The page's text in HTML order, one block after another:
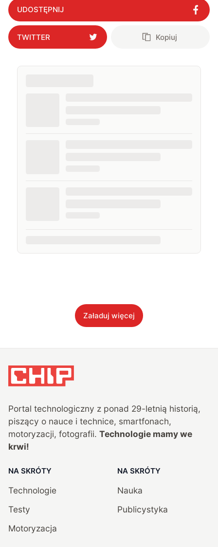
UDOSTĘPNIJ
TWITTER Kopiuj
Załaduj więcej
Portal technologiczny z ponad 29-letnią historią,
piszący o nauce i technice, smartfonach,
motoryzacji, fotografii. Technologie mamy we
krwi!
NA SKRÓTY
Technologie
Testy
Motoryzacja
NA SKRÓTY
Nauka
Publicystyka